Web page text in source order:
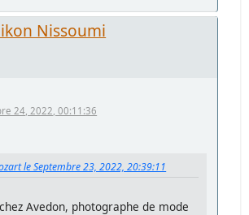
Nissoumi
24, 2022, 00:11:36
le Septembre 23, 2022, 20:39:11
Avedon, photographe de mode